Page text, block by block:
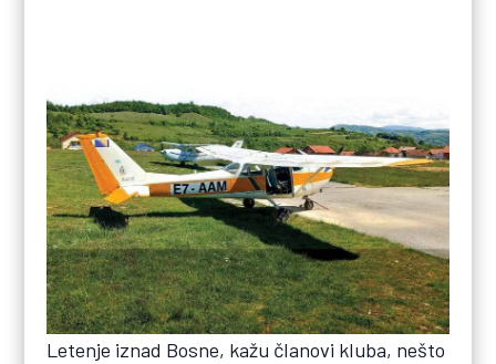
Letenje iznad Bosne, kažu članovi kluba, nešto